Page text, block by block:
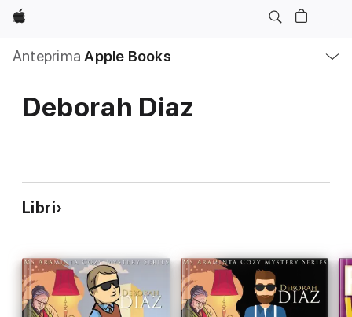
Apple
Anteprima Apple Books
locale
Apri
Menu
Deborah Diaz
Libri